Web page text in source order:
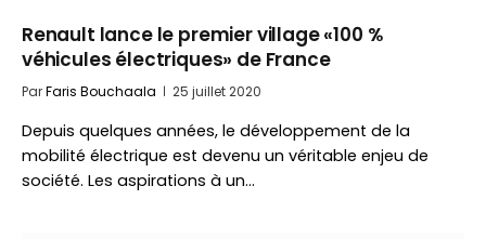
Renault lance le premier village «100 %
véhicules électriques» de France
ParFaris Bouchaala 25 juillet 2020
Depuis quelques années, le développement de la
mobilité électrique est devenu un véritable enjeu de
société. Les aspirations à un…